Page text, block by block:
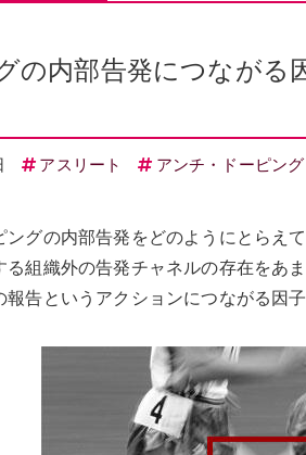
の内部告発につなが
アスリート アンチ・ドーピング
ングの内部告発をどのようにとらえ
る組織外の告発チャネルの存在をあ
報告というアクションにつながる因